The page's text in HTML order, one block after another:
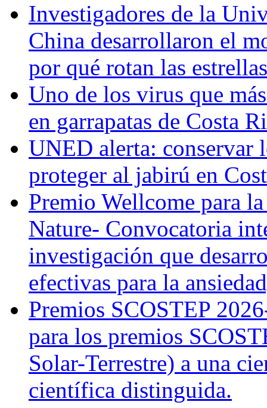
Investigadores de la
China desarrollaron el
por qué rotan las
Uno de los virus que
en garrapatas de Costa
UNED alerta: conservar
proteger al jabirú en
Premio Wellcome para
Nature- Convocatoria
investigación que
efectivas para la
Premios SCOSTEP
para los premios
Solar-Terrestre) a una
científica distinguida.